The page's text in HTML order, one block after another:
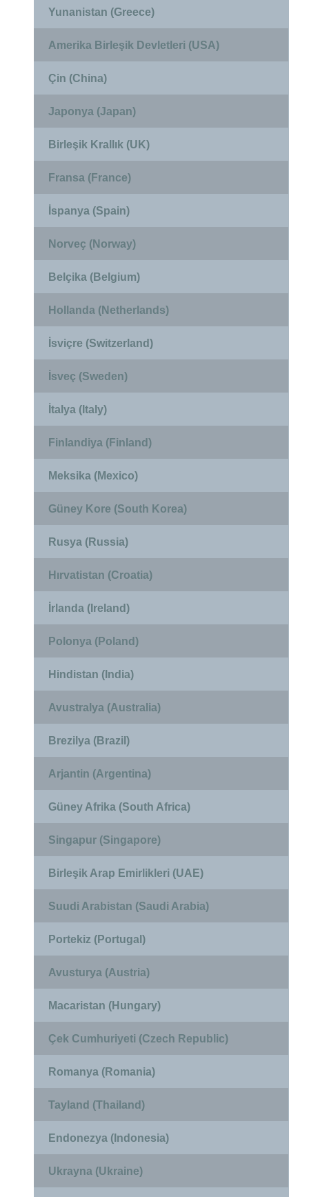
Yunanistan (Greece)
Amerika Birleşik Devletleri (USA)
Çin (China)
Japonya (Japan)
Birleşik Krallık (UK)
Fransa (France)
İspanya (Spain)
Norveç (Norway)
Belçika (Belgium)
Hollanda (Netherlands)
İsviçre (Switzerland)
İsveç (Sweden)
İtalya (Italy)
Finlandiya (Finland)
Meksika (Mexico)
Güney Kore (South Korea)
Rusya (Russia)
Hırvatistan (Croatia)
İrlanda (Ireland)
Polonya (Poland)
Hindistan (India)
Avustralya (Australia)
Brezilya (Brazil)
Arjantin (Argentina)
Güney Afrika (South Africa)
Singapur (Singapore)
Birleşik Arap Emirlikleri (UAE)
Suudi Arabistan (Saudi Arabia)
Portekiz (Portugal)
Avusturya (Austria)
Macaristan (Hungary)
Çek Cumhuriyeti (Czech Republic)
Romanya (Romania)
Tayland (Thailand)
Endonezya (Indonesia)
Ukrayna (Ukraine)